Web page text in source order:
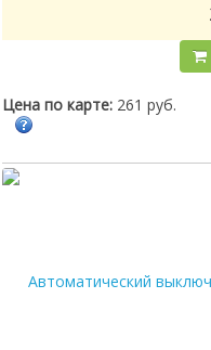
Цена по карте: 261 руб.